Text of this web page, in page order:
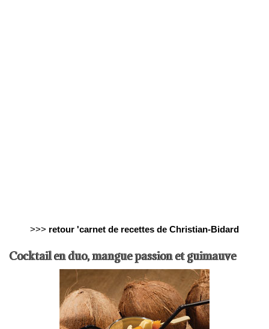
>>> retour 'carnet de recettes de Christian-Bidard
Cocktail en duo, mangue passion et guimauve